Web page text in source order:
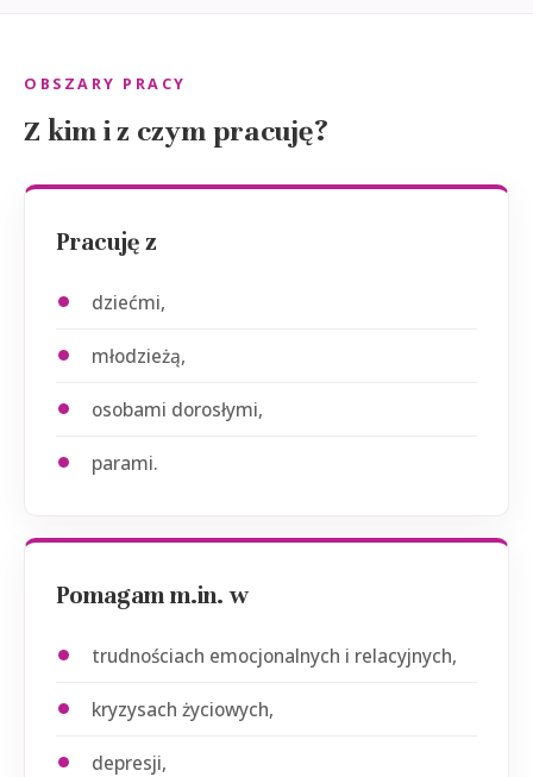
OBSZARY PRACY
Z kim i z czym pracuję?
Pracuję z
dziećmi,
młodzieżą,
osobami dorosłymi,
parami.
Pomagam m.in. w
trudnościach emocjonalnych i relacyjnych,
kryzysach życiowych,
depresji,